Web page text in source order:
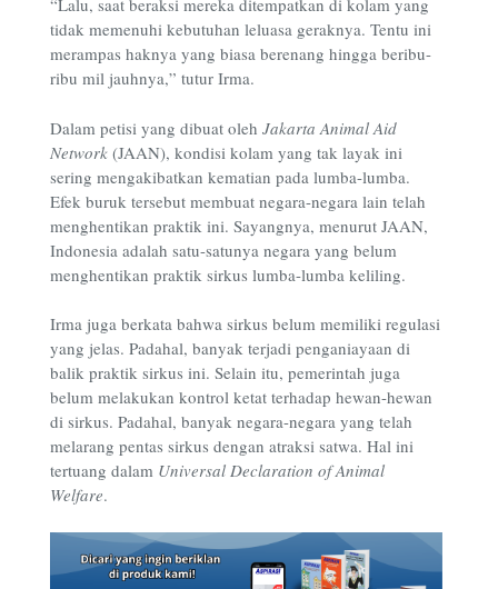
“Lalu, saat beraksi mereka ditempatkan di kolam yang
tidak memenuhi kebutuhan leluasa geraknya. Tentu ini
merampas haknya yang biasa berenang hingga beribu-
ribu mil jauhnya,” tutur Irma.
Dalam petisi yang dibuat oleh Jakarta Animal Aid
Network (JAAN), kondisi kolam yang tak layak ini
sering mengakibatkan kematian pada lumba-lumba.
Efek buruk tersebut membuat negara-negara lain telah
menghentikan praktik ini. Sayangnya, menurut JAAN,
Indonesia adalah satu-satunya negara yang belum
menghentikan praktik sirkus lumba-lumba keliling.
Irma juga berkata bahwa sirkus belum memiliki regulasi
yang jelas. Padahal, banyak terjadi penganiayaan di
balik praktik sirkus ini. Selain itu, pemerintah juga
belum melakukan kontrol ketat terhadap hewan-hewan
di sirkus. Padahal, banyak negara-negara yang telah
melarang pentas sirkus dengan atraksi satwa. Hal ini
tertuang dalam Universal Declaration of Animal
Welfare.